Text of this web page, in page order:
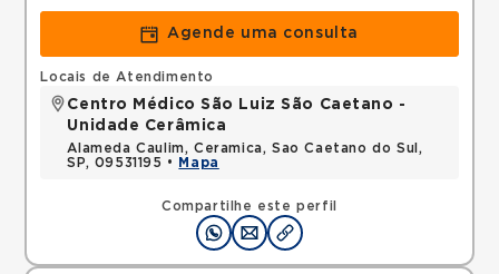
Agende uma consulta
Compartilhe este perfil
Locais de Atendimento
Centro Médico São Luiz São Caetano -
Unidade Cerâmica
Alameda Caulim, Ceramica, Sao Caetano do Sul,
SP, 09531195 •
Mapa